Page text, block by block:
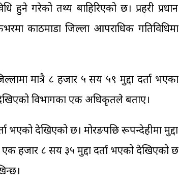
हुने गरेको तथ्य बाहिरिएको छ। प्रहरी प्रधान
काठमाडौँ जिल्ला आपराधिक गतिविधिमा
मात्रै ८ हजार ५ सय ५९ मुद्दा दर्ता भएका
विभागका एक अधिकृतले बताए।
भएको देखिएको छ। मोरङपछि रूपन्देहीमा मुद्दा
एक हजार ८ सय ३५ मुद्दा दर्ता भएको देखिएको छ